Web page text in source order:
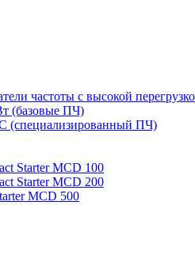
частоты с высокой
(базовые ПЧ)
(специализированный ПЧ)
Starter MCD 100
Starter MCD 200
MCD 500